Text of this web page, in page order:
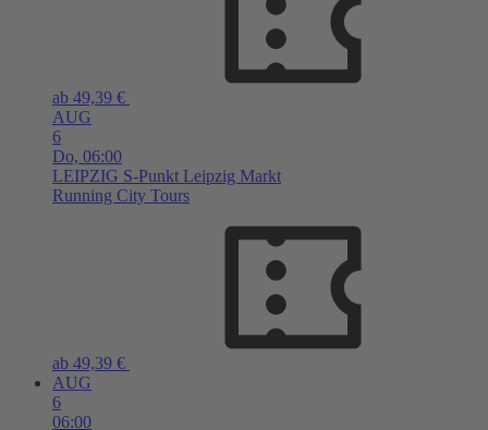
ab 49,39 €
AUG
6
Do, 06:00
LEIPZIG S-Punkt Leipzig Markt
Running City Tours
ab 49,39 €
AUG
6
06:00